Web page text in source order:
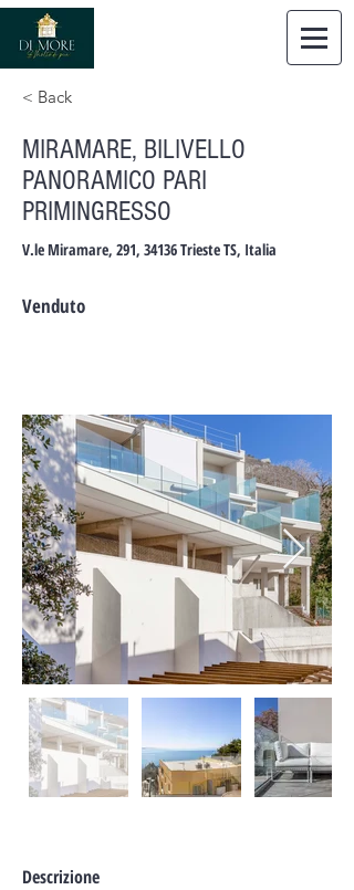
< Back
MIRAMARE, BILIVELLO
PANORAMICO PARI
PRIMINGRESSO
V.le Miramare, 291, 34136 Trieste TS, Italia
Venduto
Descrizione